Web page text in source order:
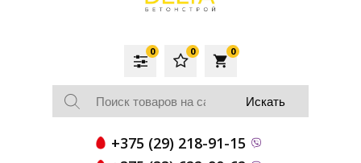
local_grocery_store
0
0
0
+375 (29) 218-91-15